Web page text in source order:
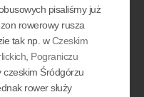
pisaliśmy już
rowerowy rusza
tak np. wCzeskim
Pograniczu
czeskim Śródgórzu
rower służy